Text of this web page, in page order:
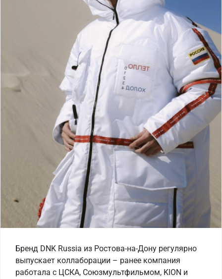
Бренд DNK Russia из Ростова-на-Дону регулярно
выпускает коллаборации – ранее компания
работала с ЦСКА, Союзмультфильмом, KION и